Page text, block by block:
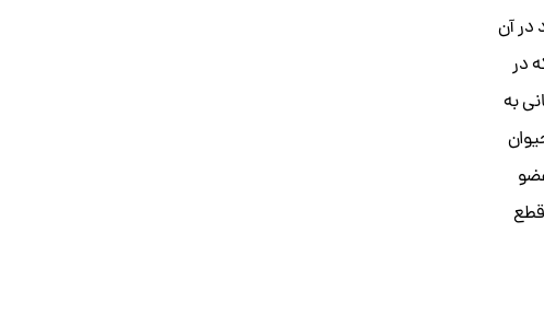
پلنگ بشاگرد در آن
در
به